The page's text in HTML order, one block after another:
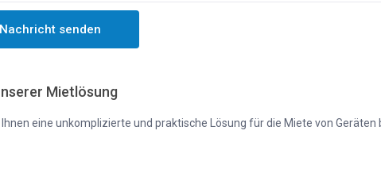
Mietlösung
eine unkomplizierte und praktische Lösung für die Miete von Geräten